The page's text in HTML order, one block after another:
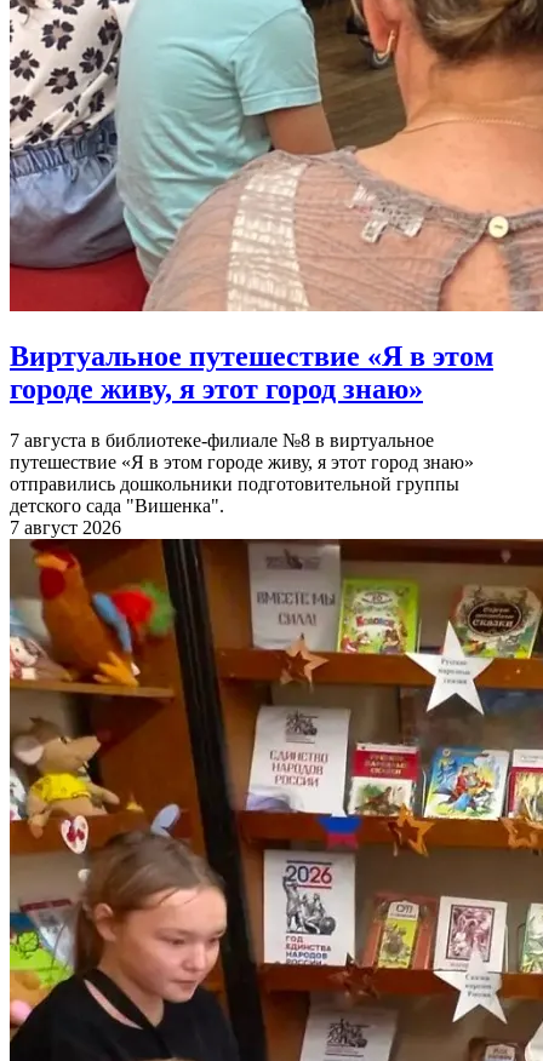
Виртуальное путешествие «Я в этом
городе живу, я этот город знаю»
7 августа в библиотеке-филиале №8 в виртуальное
путешествие «Я в этом городе живу, я этот город знаю»
отправились дошкольники подготовительной группы
детского сада "Вишенка".
7 август 2026